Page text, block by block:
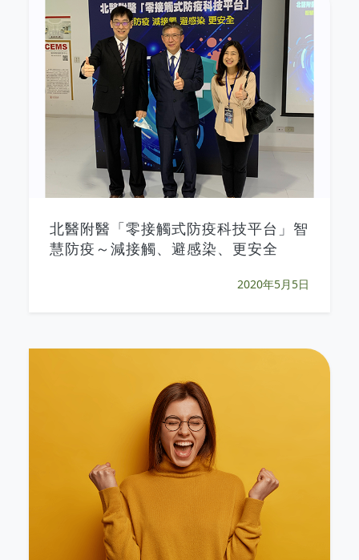
北醫附醫「零接觸式防疫科技平台」智
慧防疫～減接觸、避感染、更安全
2020年5月5日